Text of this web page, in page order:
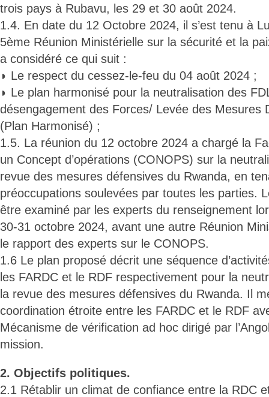
trois pays à Rubavu, les 29 et 30 août 2024.
1.4. En date du 12 Octobre 2024, il s’est tenu à
5ème Réunion Ministérielle sur la sécurité et la
a considéré ce qui suit :
◗ Le respect du cessez-le-feu du 04 août 2024 ;
◗ Le plan harmonisé pour la neutralisation des
désengagement des Forces/ Levée des Mesures
(Plan Harmonisé) ;
1.5. La réunion du 12 octobre 2024 a chargé la
un Concept d’opérations (CONOPS) sur la
revue des mesures défensives du Rwanda, en
préoccupations soulevées par toutes les parties.
être examiné par les experts du renseignement
30-31 octobre 2024, avant une autre Réunion
le rapport des experts sur le CONOPS.
1.6 Le plan proposé décrit une séquence
les FARDC et le RDF respectivement pour la
la revue des mesures défensives du Rwanda. Il
coordination étroite entre les FARDC et le RDF
Mécanisme de vérification ad hoc dirigé par
mission.
2. Objectifs politiques.
2.1 Rétablir un climat de confiance entre la RDC